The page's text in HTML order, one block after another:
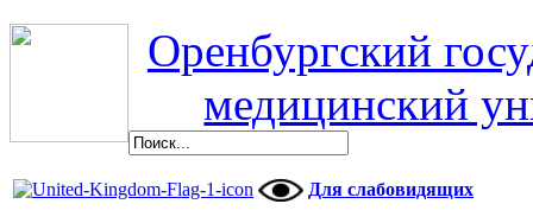
Оренбургский
медицинский
Для слабовидящих